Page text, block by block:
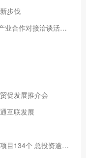
步伐
中国（云南）—湄公河流域国家双边产业合作对接洽谈活动举办
促发展推介会
互联发展
磨憨—磨丁合作区：2024年谋划重点项目134个 总投资逾678亿元